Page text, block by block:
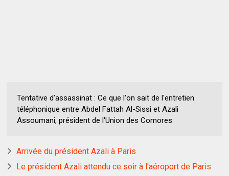
Tentative d'assassinat : Ce que l'on sait de l'entretien
téléphonique entre Abdel Fattah Al-Sissi et Azali
Assoumani, président de l'Union des Comores
Arrivée du président Azali à Paris
Le président Azali attendu ce soir à l'aéroport de Paris